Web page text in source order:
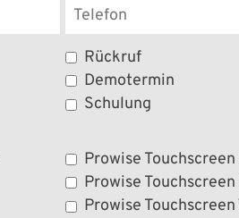
Rückruf
Demotermin
Schulung
Prowise
Prowise
Prowise